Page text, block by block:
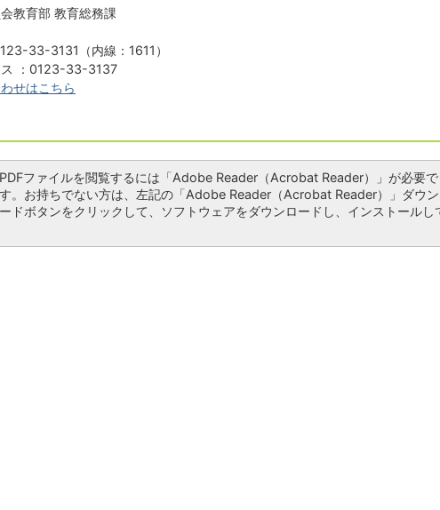
教育部 教育総務課
33-3131（内線：1611）
ス ：0123-33-3137
せはこちら
PDFファイルを閲覧するには「Adobe Reader（Acrobat Reader）」が必要で
す。お持ちでない方は、左記の「Adobe Reader（Acrobat Reader）」ダウン
ードボタンをクリックして、ソフトウェアをダウンロードし、インストールし